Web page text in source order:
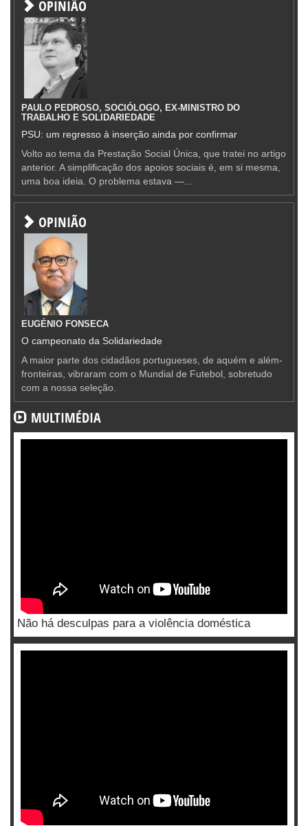
OPINIÃO
PAULO PEDROSO, SOCIÓLOGO, EX-MINISTRO DO
TRABALHO E SOLIDARIEDADE
PSU: um regresso à inserção ainda por confirmar
Volto ao tema da Prestação Social Única, que tratei no artigo
anterior. A simplificação dos apoios sociais é, em si mesma,
uma boa ideia. O problema estava —...
OPINIÃO
EUGÉNIO FONSECA
O campeonato da Solidariedade
A maior parte dos cidadãos portugueses, de aquém e além-
fronteiras, vibraram com o Mundial de Futebol, sobretudo
com a nossa seleção.
MULTIMÉDIA
Não há desculpas para a violência doméstica